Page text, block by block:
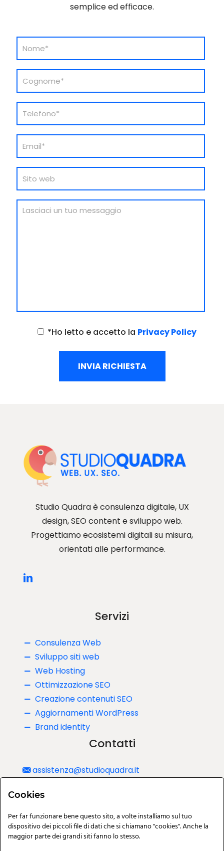
semplice ed efficace.
*Ho letto e accetto la Privacy Policy
Studio Quadra è consulenza digitale, UX
design, SEO content e sviluppo web.
Progettiamo ecosistemi digitali su misura,
orientati alle performance.
Servizi
Consulenza Web
Sviluppo siti web
Web Hosting
Ottimizzazione SEO
Creazione contenuti SEO
Aggiornamenti WordPress
Brand identity
Contatti
assistenza@studioquadra.it
340 0819404
Via del commissario, 44/C Padova
Cookies
Per far funzionare bene questo sito, a volte installiamo sul tuo
dispositivo dei piccoli file di dati che si chiamano "cookies". Anche la
maggior parte dei grandi siti fanno lo stesso.